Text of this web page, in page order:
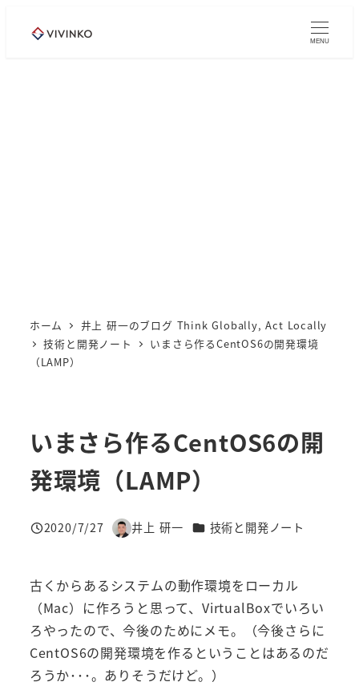
MENU
ホーム
井上 研一のブログ Think Globally, Act Locally
技術と開発ノート
いまさら作るCentOS6の開発環境
（LAMP）
いまさら作るCentOS6の開
発環境（LAMP）
投稿日
2020/7/27
著
井上 研一 カテゴリー
技術と開発ノート
古くからあるシステムの動作環境をローカル
（Mac）に作ろうと思って、VirtualBoxでいろい
ろやったので、今後のためにメモ。（今後さらに
CentOS6の開発環境を作るということはあるのだ
ろうか･･･。ありそうだけど。）